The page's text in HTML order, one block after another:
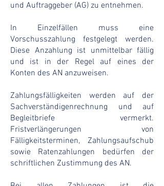
und Auftraggeber (AG) zu entnehmen.
In Einzelfällen muss eine
Vorschusszahlung festgelegt werden.
Diese Anzahlung ist unmittelbar fällig
und ist in der Regel auf eines der
Konten des AN anzuweisen.
Zahlungsfälligkeiten werden auf der
Sachverständigenrechnung und auf
Begleitbriefe vermerkt.
Fristverlängerungen von
Fälligkeitsterminen, Zahlungsaufschub
sowie Ratenzahlungen bedürfen der
schriftlichen Zustimmung des AN.